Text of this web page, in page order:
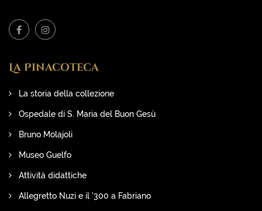
La Pinacoteca
La storia della collezione
Ospedale di S. Maria del Buon Gesù
Bruno Molajoli
Museo Guelfo
Attività didattiche
Allegretto Nuzi e il '300 a Fabriano